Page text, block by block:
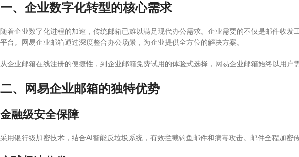
一、企业数字化转型的核心需求
随着企业数字化进程的加速，传统邮箱已难以满足现代办公需求。企业需要的不仅是邮件收发
平台。网易企业邮箱通过深度整合办公场景，为企业提供全方位的解决方案。
从企业邮箱在线注册的便捷性，到企业邮箱免费试用的体验式选择，网易企业邮箱始终以用户
二、网易企业邮箱的独特优势
金融级安全保障
采用银行级加密技术，结合AI智能反垃圾系统，有效拦截钓鱼邮件和病毒攻击。邮件全程加密